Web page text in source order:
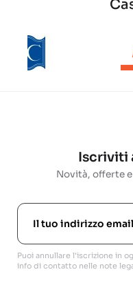
Iscriviti
Novità, offerte
Puoi annullare l'iscrizione in
info di contatto nelle note